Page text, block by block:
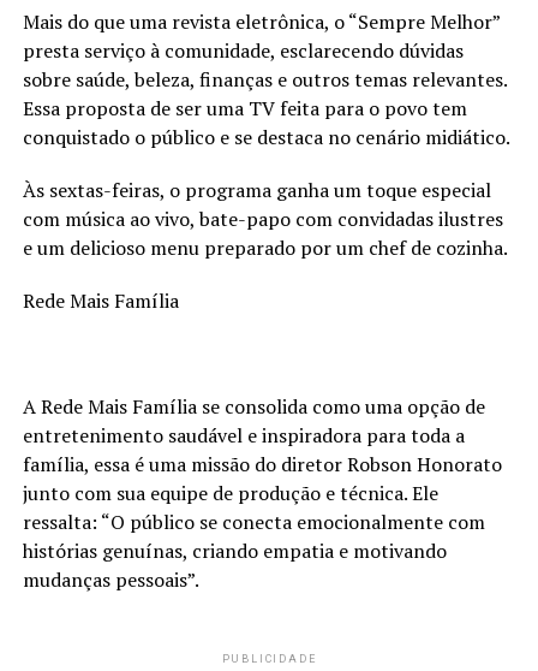
Mais do que uma revista eletrônica, o “Sempre Melhor”
presta serviço à comunidade, esclarecendo dúvidas
sobre saúde, beleza, finanças e outros temas relevantes.
Essa proposta de ser uma TV feita para o povo tem
conquistado o público e se destaca no cenário midiático.
Às sextas-feiras, o programa ganha um toque especial
com música ao vivo, bate-papo com convidadas ilustres
e um delicioso menu preparado por um chef de cozinha.
Rede Mais Família
A Rede Mais Família se consolida como uma opção de
entretenimento saudável e inspiradora para toda a
família, essa é uma missão do diretor Robson Honorato
junto com sua equipe de produção e técnica. Ele
ressalta: “O público se conecta emocionalmente com
histórias genuínas, criando empatia e motivando
mudanças pessoais”.
PUBLICIDADE